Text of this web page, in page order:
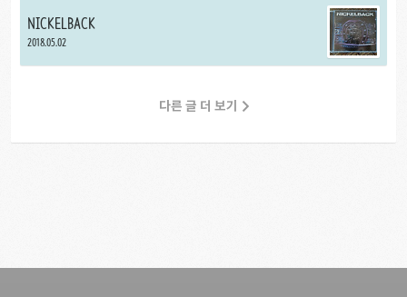
NICKELBACK
2018.05.02
다른 글 더 보기